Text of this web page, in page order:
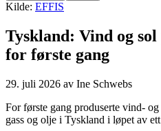
Kilde: EFFIS
Tyskland: Vind og
for første gang
29. juli 2026 av Ine Schwebs
For første gang produserte vind-
gass og olje i Tyskland i løpet av ett